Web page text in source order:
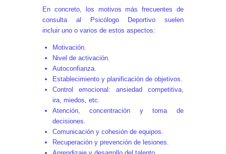
En concreto, los motivos más frecuentes de
consulta al Psicólogo Deportivo suelen
incluir uno o varios de estos aspectos:
Motivación.
Nivel de activación.
Autoconfianza.
Establecimiento y planificación de objetivos.
Control emocional: ansiedad competitiva,
ira, miedos, etc.
Atención, concentración y toma de
decisiones.
Comunicación y cohesión de equipos.
Recuperación y prevención de lesiones.